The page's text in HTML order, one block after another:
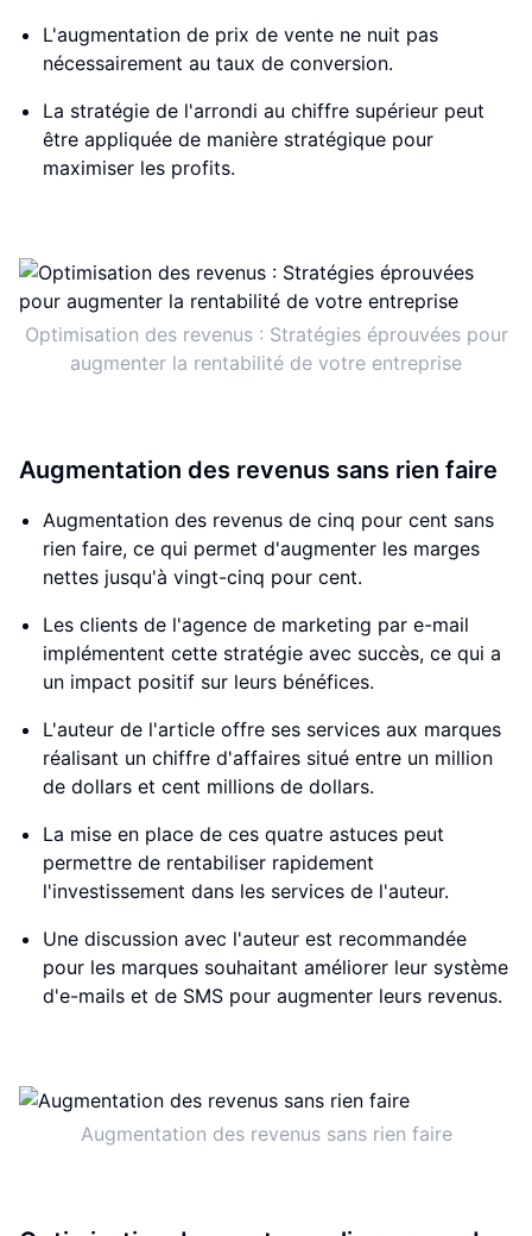
L'augmentation de prix de vente ne nuit pas
nécessairement au taux de conversion.
La stratégie de l'arrondi au chiffre supérieur peut
être appliquée de manière stratégique pour
maximiser les profits.
Optimisation des revenus : Stratégies éprouvées pour
augmenter la rentabilité de votre entreprise
Augmentation des revenus sans rien faire
Augmentation des revenus de cinq pour cent sans
rien faire, ce qui permet d'augmenter les marges
nettes jusqu'à vingt-cinq pour cent.
Les clients de l'agence de marketing par e-mail
implémentent cette stratégie avec succès, ce qui a
un impact positif sur leurs bénéfices.
L'auteur de l'article offre ses services aux marques
réalisant un chiffre d'affaires situé entre un million
de dollars et cent millions de dollars.
La mise en place de ces quatre astuces peut
permettre de rentabiliser rapidement
l'investissement dans les services de l'auteur.
Une discussion avec l'auteur est recommandée
pour les marques souhaitant améliorer leur système
d'e-mails et de SMS pour augmenter leurs revenus.
Augmentation des revenus sans rien faire